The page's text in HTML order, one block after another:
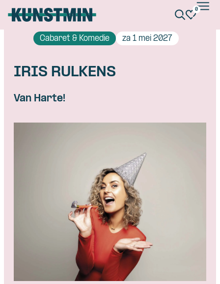
Skip navigatie
0
Cabaret & Komedie za 1 mei 2027
IRIS RULKENS
Van Harte!